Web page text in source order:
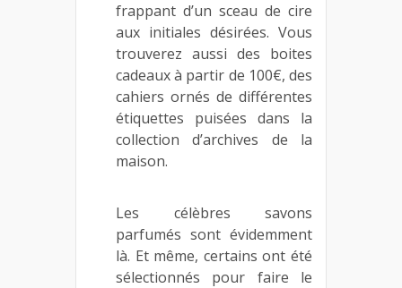
frappant d’un sceau de cire
aux initiales désirées. Vous
trouverez aussi des boites
cadeaux à partir de 100€, des
cahiers ornés de différentes
étiquettes puisées dans la
collection d’archives de la
maison.
Les célèbres savons
parfumés sont évidemment
là. Et même, certains ont été
sélectionnés pour faire le